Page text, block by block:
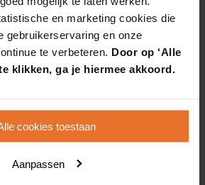
en marketing cookies die
gebruikerservaring en onze
te verbeteren. Door op ‘Alle
klikken, ga je hiermee akkoord.
cookies toestaan
Aanpassen